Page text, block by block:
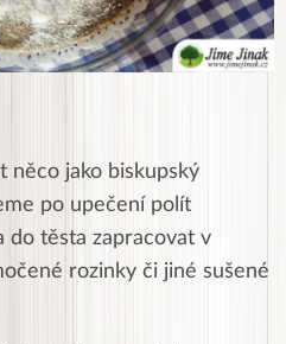
něco jako biskupský
po upečení polít
do těsta zapracovat v
rozinky či jiné sušené